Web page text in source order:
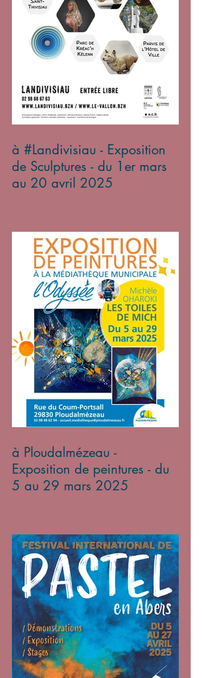
à #Landivisiau - Exposition
de Sculptures - du 1er mars
au 20 avril 2025
à Ploudalmézeau -
Exposition de peintures - du
5 au 29 mars 2025